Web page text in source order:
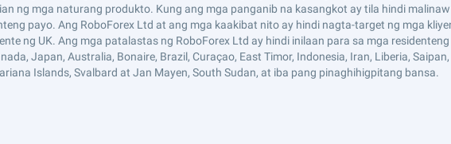
ng mga naturang produkto. Kung ang mga panganib na kasangkot ay tila hindi
payo. Ang RoboForex Ltd at ang mga kaakibat nito ay hindi nagta-target ng mga
ng UK. Ang mga patalastas ng RoboForex Ltd ay hindi inilaan para sa mga
Japan, Australia, Bonaire, Brazil, Curaçao, East Timor, Indonesia, Iran, Liberia,
Islands, Svalbard at Jan Mayen, South Sudan, at iba pang pinaghihigpitang bansa.